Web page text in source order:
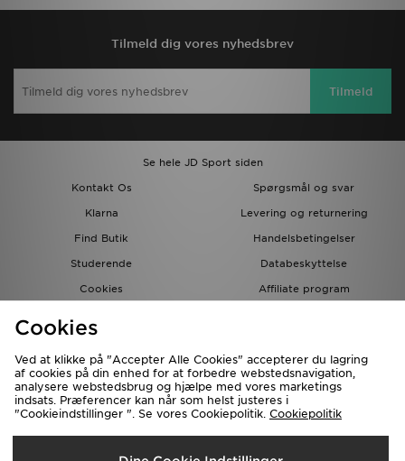
Tilmeld dig vores nyhedsbrev
Tilmeld
Se hele JD Sport siden
Kontakt Os
Spørgsmål og svar
Klarna
Levering og returnering
Find Butik
Handelsbetingelser
Studerende
Databeskyttelse
Cookies
Affiliate program
Forsendelse Til
Cookies
Ved at klikke på "Accepter Alle Cookies" accepterer du lagring
af cookies på din enhed for at forbedre webstedsnavigation,
analysere webstedsbrug og hjælpe med vores marketings
indsats. Præferencer kan når som helst justeres i
"Cookieindstillinger ". Se vores Cookiepolitik. Cookiepolitik